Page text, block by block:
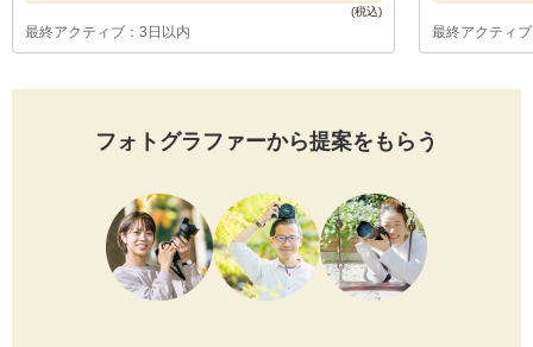
最終アクティブ：3日以内 最終アクティ
フォトグラファーから提案をもらう